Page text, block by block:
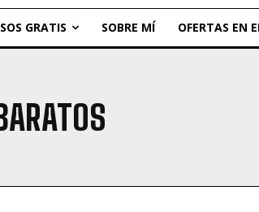
GRATIS SOBRE MÍ OFERTAS EN